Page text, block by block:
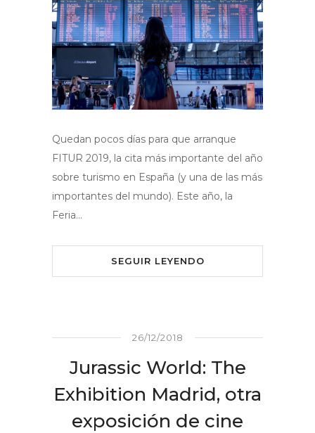
Quedan pocos días para que arranque
FITUR 2019, la cita más importante del año
sobre turismo en España (y una de las más
importantes del mundo). Este año, la
Feria…
SEGUIR LEYENDO
26/12/2018
Jurassic World: The
Exhibition Madrid, otra
exposición de cine